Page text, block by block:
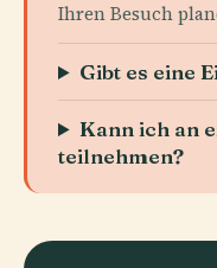
Ihren Besuch
Gibt es eine
Kann ich an
teilnehmen?